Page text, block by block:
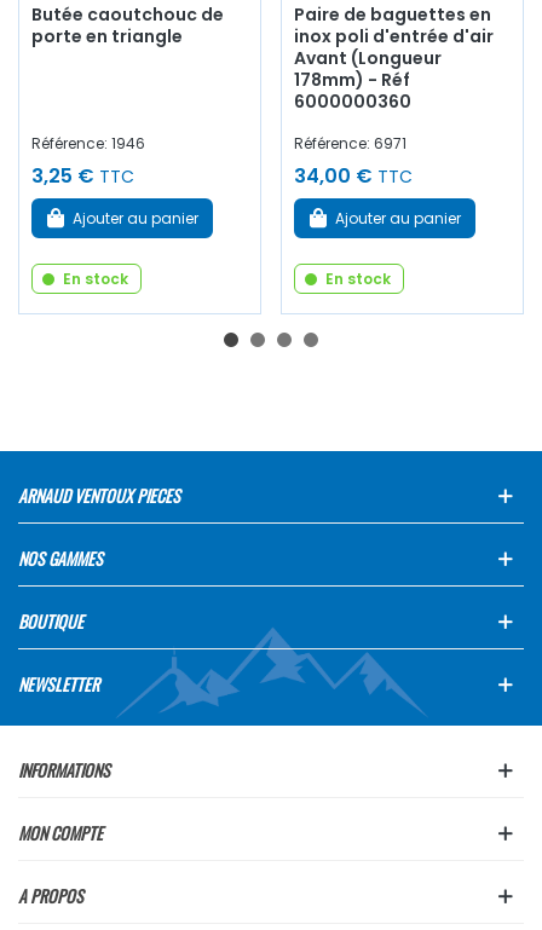
Butée caoutchouc de
porte en triangle
Référence: 1946
3,25 € TTC
Ajouter au panier
En stock
Paire de baguettes en
inox poli d'entrée d'air
Avant (Longueur
178mm) - Réf
6000000360
Référence: 6971
34,00 € TTC
Ajouter au panier
En stock
ARNAUD VENTOUX PIECES
NOS GAMMES
BOUTIQUE
NEWSLETTER
INFORMATIONS
MON COMPTE
A PROPOS